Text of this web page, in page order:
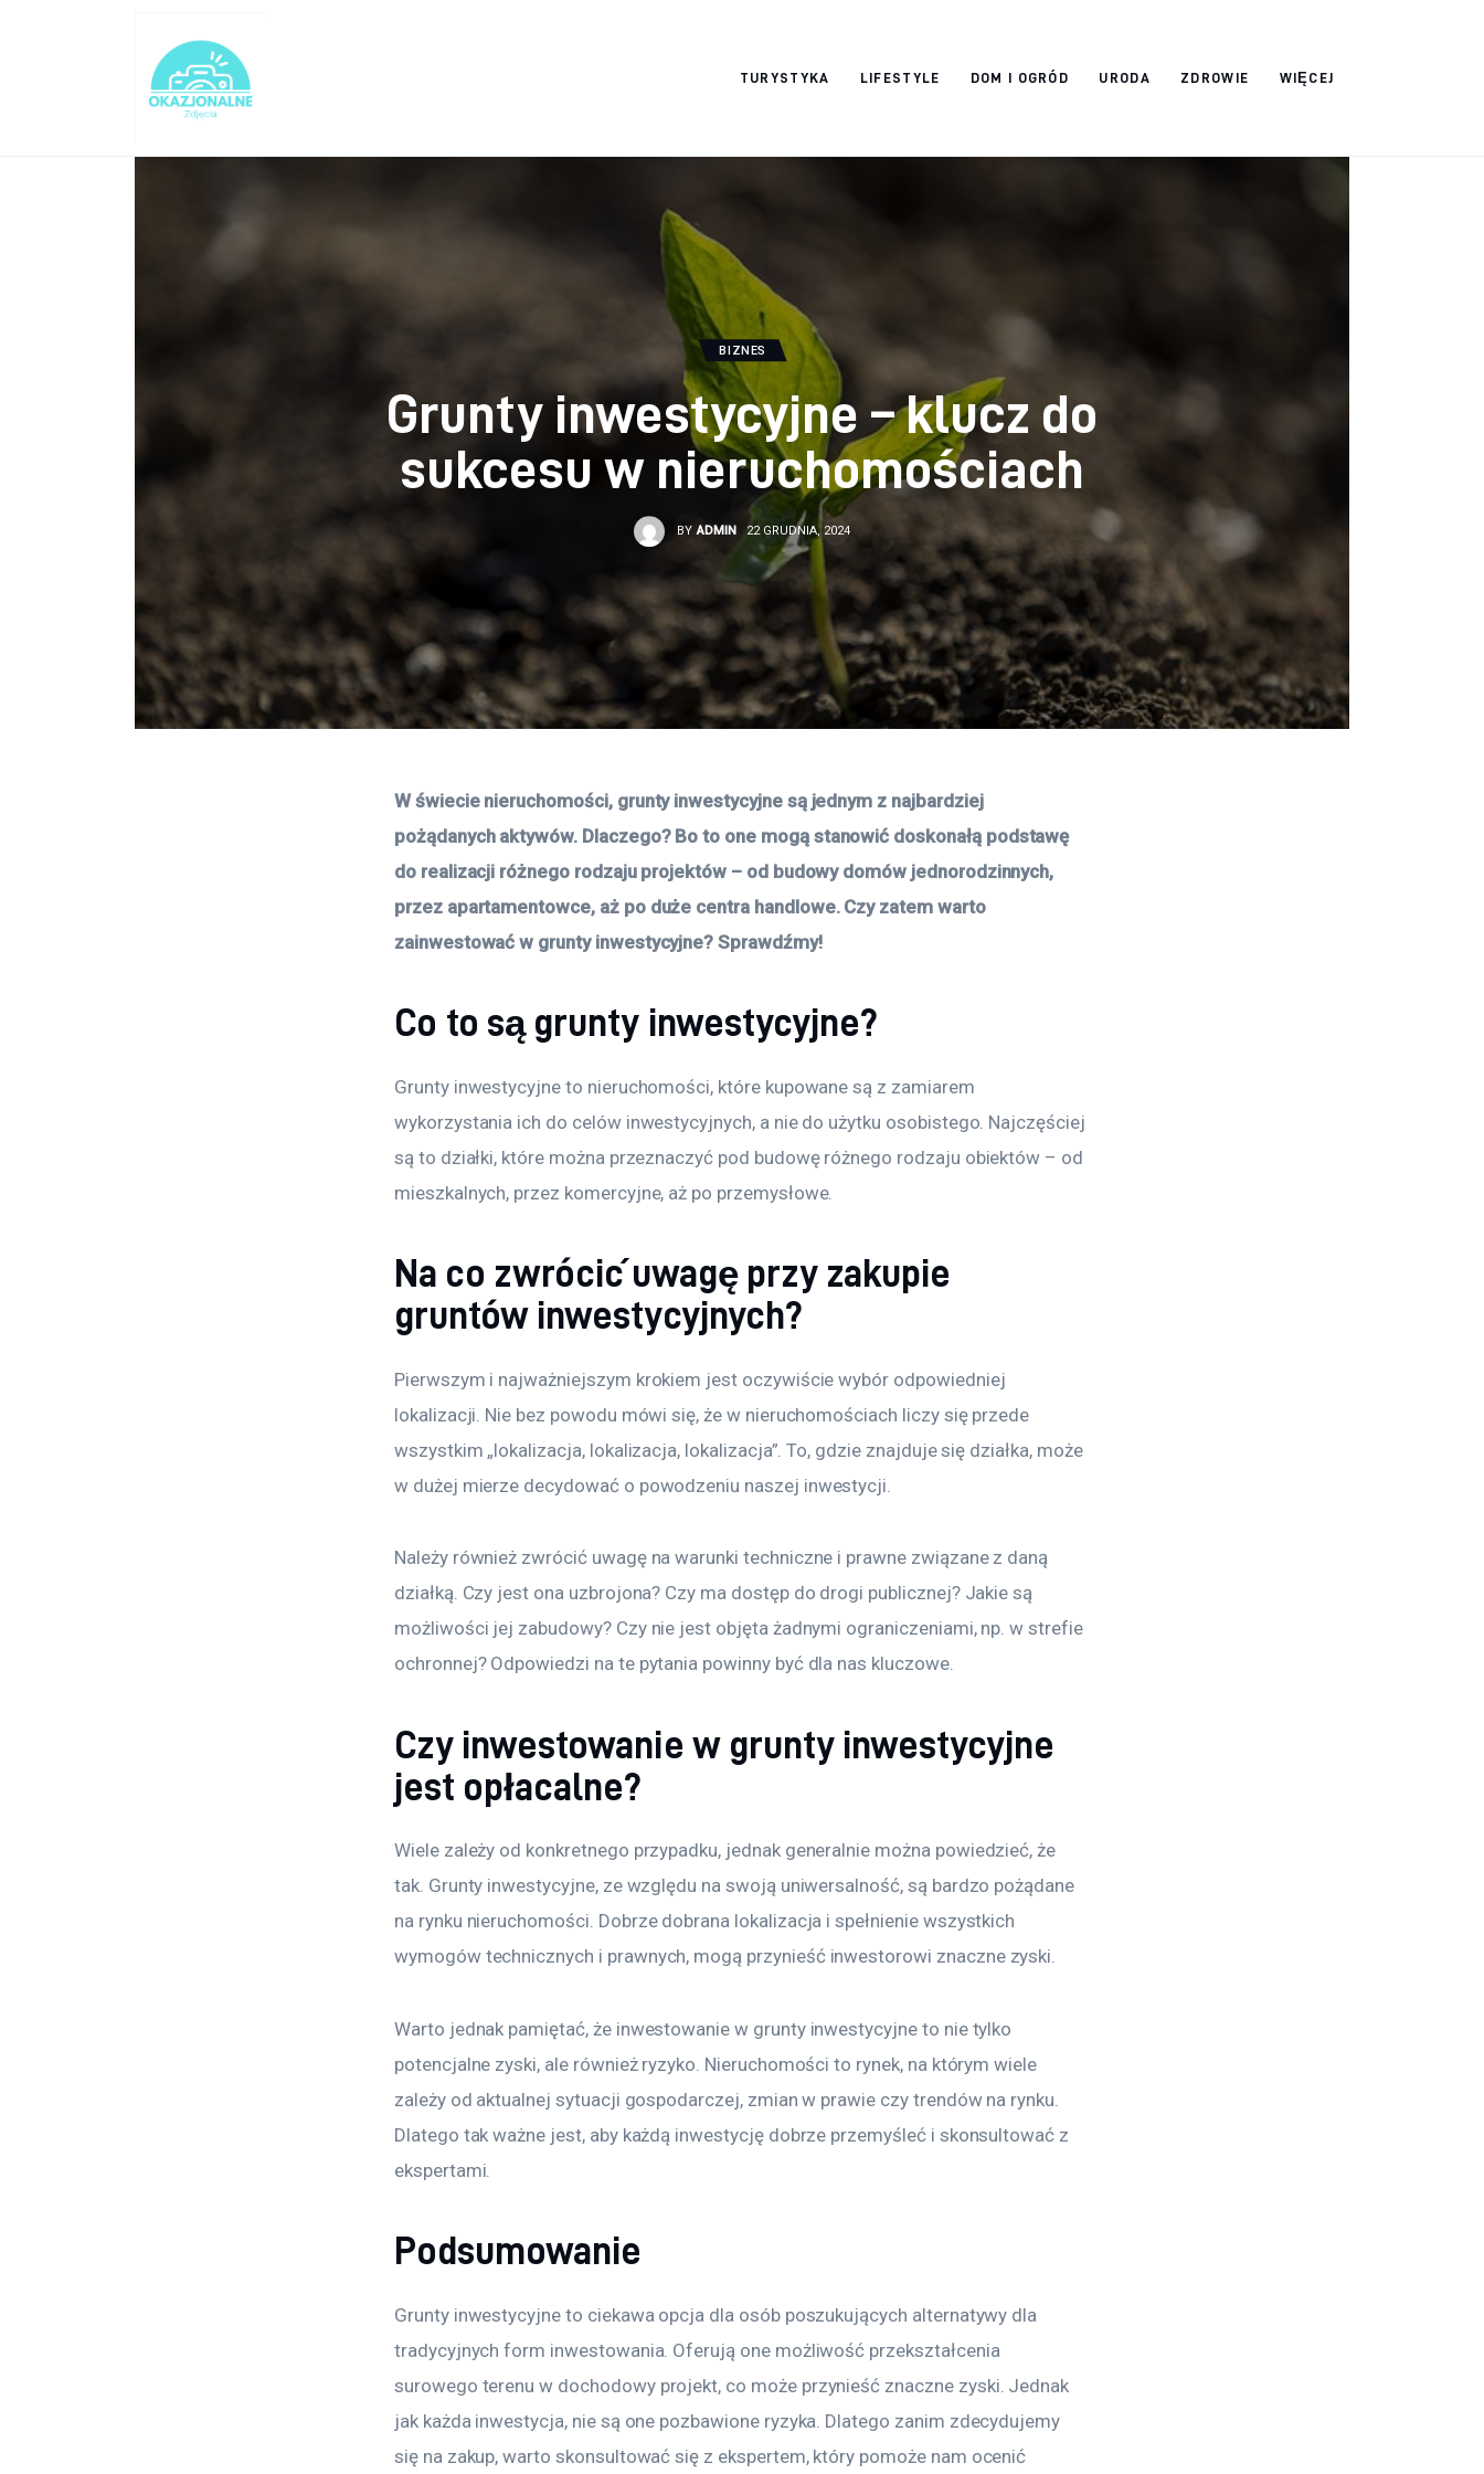
TURYSTYKA LIFESTYLE DOM I OGRÓD URODA ZDROWIE WIĘCEJ
okazjonalne-
BIZNES
Grunty inwestycyjne – klucz do
sukcesu w nieruchomościach
BY ADMIN 22 GRUDNIA, 2024
W świecie nieruchomości, grunty inwestycyjne są jednym z najbardziej
pożądanych aktywów. Dlaczego? Bo to one mogą stanowić doskonałą podstawę
do realizacji różnego rodzaju projektów – od budowy domów jednorodzinnych,
przez apartamentowce, aż po duże centra handlowe. Czy zatem warto
zainwestować w grunty inwestycyjne? Sprawdźmy!
Co to są grunty inwestycyjne?
Grunty inwestycyjne to nieruchomości, które kupowane są z zamiarem
wykorzystania ich do celów inwestycyjnych, a nie do użytku osobistego. Najczęściej
są to działki, które można przeznaczyć pod budowę różnego rodzaju obiektów – od
mieszkalnych, przez komercyjne, aż po przemysłowe.
Na co zwrócić uwagę przy zakupie
gruntów inwestycyjnych?
Pierwszym i najważniejszym krokiem jest oczywiście wybór odpowiedniej
lokalizacji. Nie bez powodu mówi się, że w nieruchomościach liczy się przede
wszystkim „lokalizacja, lokalizacja, lokalizacja”. To, gdzie znajduje się działka, może
w dużej mierze decydować o powodzeniu naszej inwestycji.
Należy również zwrócić uwagę na warunki techniczne i prawne związane z daną
działką. Czy jest ona uzbrojona? Czy ma dostęp do drogi publicznej? Jakie są
możliwości jej zabudowy? Czy nie jest objęta żadnymi ograniczeniami, np. w strefie
ochronnej? Odpowiedzi na te pytania powinny być dla nas kluczowe.
Czy inwestowanie w grunty inwestycyjne
jest opłacalne?
Wiele zależy od konkretnego przypadku, jednak generalnie można powiedzieć, że
tak. Grunty inwestycyjne, ze względu na swoją uniwersalność, są bardzo pożądane
na rynku nieruchomości. Dobrze dobrana lokalizacja i spełnienie wszystkich
wymogów technicznych i prawnych, mogą przynieść inwestorowi znaczne zyski.
Warto jednak pamiętać, że inwestowanie w grunty inwestycyjne to nie tylko
potencjalne zyski, ale również ryzyko. Nieruchomości to rynek, na którym wiele
zależy od aktualnej sytuacji gospodarczej, zmian w prawie czy trendów na rynku.
Dlatego tak ważne jest, aby każdą inwestycję dobrze przemyśleć i skonsultować z
ekspertami.
Podsumowanie
Grunty inwestycyjne to ciekawa opcja dla osób poszukujących alternatywy dla
tradycyjnych form inwestowania. Oferują one możliwość przekształcenia
surowego terenu w dochodowy projekt, co może przynieść znaczne zyski. Jednak
jak każda inwestycja, nie są one pozbawione ryzyka. Dlatego zanim zdecydujemy
się na zakup, warto skonsultować się z ekspertem, który pomoże nam ocenić